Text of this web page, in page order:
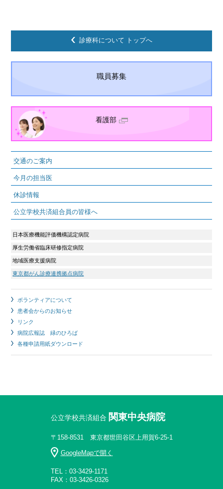
診療科について トップへ
職員募集
看護部
交通のご案内
今月の担当医
休診情報
公立学校共済組合員の皆様へ
日本医療機能評価機構認定病院
厚生労働省臨床研修指定病院
地域医療支援病院
東京都がん診療連携拠点病院
ボランティアについて
患者会からのお知らせ
リンク
病院広報誌 緑のひろば
各種申請用紙ダウンロード
公立学校共済組合 関東中央病院
〒158-8531 東京都世田谷区上用賀6-25-1
GoogleMapで開く
TEL：03-3429-1171
FAX：03-3426-0326